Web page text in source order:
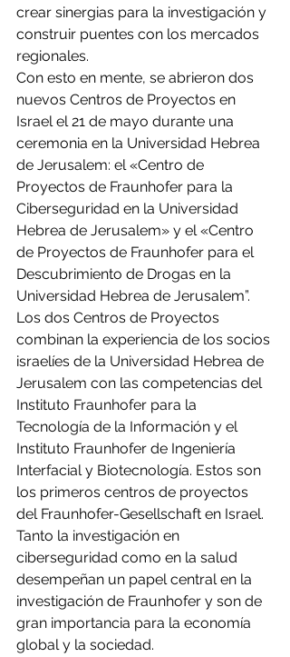
crear sinergias para la investigación y
construir puentes con los mercados
regionales.
Con esto en mente, se abrieron dos
nuevos Centros de Proyectos en
Israel el 21 de mayo durante una
ceremonia en la Universidad Hebrea
de Jerusalem: el «Centro de
Proyectos de Fraunhofer para la
Ciberseguridad en la Universidad
Hebrea de Jerusalem» y el «Centro
de Proyectos de Fraunhofer para el
Descubrimiento de Drogas en la
Universidad Hebrea de Jerusalem”.
Los dos Centros de Proyectos
combinan la experiencia de los socios
israelíes de la Universidad Hebrea de
Jerusalem con las competencias del
Instituto Fraunhofer para la
Tecnología de la Información y el
Instituto Fraunhofer de Ingeniería
Interfacial y Biotecnología. Estos son
los primeros centros de proyectos
del Fraunhofer-Gesellschaft en Israel.
Tanto la investigación en
ciberseguridad como en la salud
desempeñan un papel central en la
investigación de Fraunhofer y son de
gran importancia para la economía
global y la sociedad.